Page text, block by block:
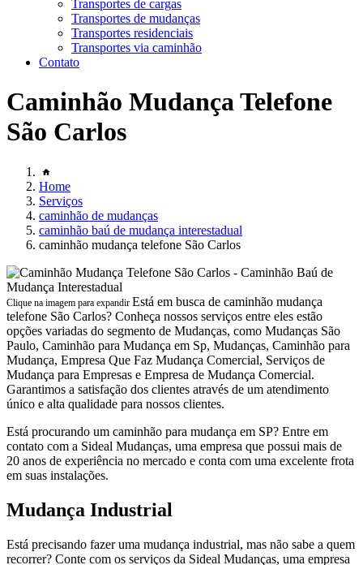
Transportes de cargas
Transportes de mudanças
Transportes residenciais
Transportes via caminhão
Contato
Caminhão Mudança Telefone
São Carlos
Home
Serviços
caminhão de mudanças
caminhão baú de mudança interestadual
caminhão mudança telefone São Carlos
Clique na imagem para expandir Está em busca de caminhão mudança
telefone São Carlos? Conheça nossos serviços entre eles estão
opções variadas do segmento de Mudanças, como Mudanças São
Paulo, Caminhão para Mudança em Sp, Mudanças, Caminhão para
Mudança, Empresa Que Faz Mudança Comercial, Serviços de
Mudança para Empresas e Empresa de Mudança Comercial.
Garantimos a satisfação dos clientes através de um atendimento
único e alta qualidade para nossos clientes.
Está procurando um caminhão para mudança em SP? Entre em
contato com a Sideal Mudanças, uma empresa que possui mais de
20 anos de experiência no mercado e conta com uma excelente frota
em suas instalações.
Mudança Industrial
Está precisando fazer uma mudança industrial, mas não sabe a quem
recorrer? Conte com os serviços da Sideal Mudanças, uma empresa